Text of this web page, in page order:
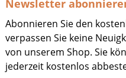
Newsletter
Abonnieren Sie den
verpassen Sie keine
von unserem Shop. Sie
jederzeit kostenlos